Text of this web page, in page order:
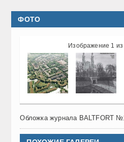
ФОТО
Изображение 1 из
Обложка журнала BALTFORT